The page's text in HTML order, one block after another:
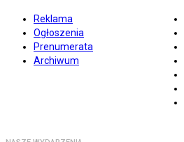
Reklama
Ogłoszenia
Prenumerata
Archiwum